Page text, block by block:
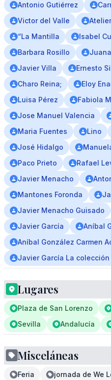
Antonio Gutiérrez
Victor del Valle
“La Mantilla
Isabel
Barbara Rosillo
Javier Villa
Ernesto
Charo Reina;
Eloy
Luisa Pérez
Fabiola
Jose Manuel Valencia
Maria Fuentes
Lino
José Hidalgo
Paco Prieto
Rafael
Javier Menacho
Mantones Foronda
Javier Menacho Guisado
Javier García
Aníbal
Aníbal González Carmen
Javier García La colección
Lugares
Plaza de San Lorenzo
Sevilla
Andalucía
Misceláneas
Feria
jornada de We